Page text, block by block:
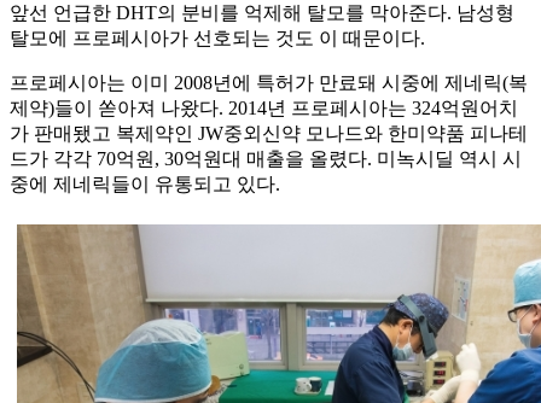
앞선 언급한 DHT의 분비를 억제해 탈모를 막아준다. 남성형
탈모에 프로페시아가 선호되는 것도 이 때문이다.
프로페시아는 이미 2008년에 특허가 만료돼 시중에 제네릭(복
제약)들이 쏟아져 나왔다. 2014년 프로페시아는 324억원어치
가 판매됐고 복제약인 JW중외신약 모나드와 한미약품 피나테
드가 각각 70억원, 30억원대 매출을 올렸다. 미녹시딜 역시 시
중에 제네릭들이 유통되고 있다.